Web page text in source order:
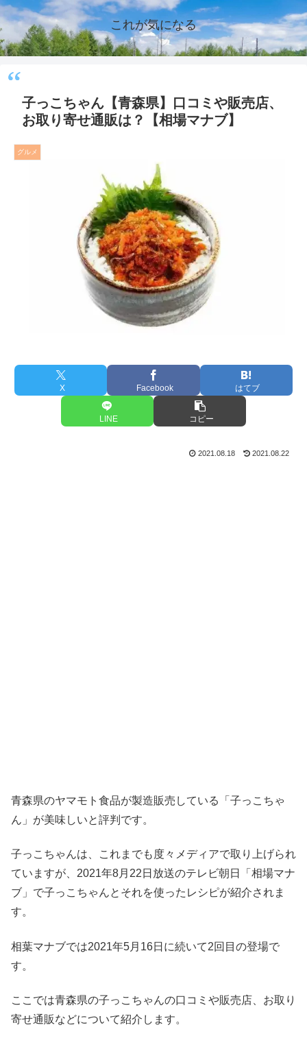
これが気になる
子っこちゃん【青森県】口コミや販売店、
お取り寄せ通販は？【相場マナブ】
グルメ
X Facebook はてブ
LINE コピー
2021.08.18 2021.08.22
青森県のヤマモト食品が製造販売している「子っこちゃ
ん」が美味しいと評判です。
子っこちゃんは、これまでも度々メディアで取り上げられ
ていますが、2021年8月22日放送のテレビ朝日「相場マナ
ブ」で子っこちゃんとそれを使ったレシピが紹介されま
す。
相葉マナブでは2021年5月16日に続いて2回目の登場で
す。
ここでは青森県の子っこちゃんの口コミや販売店、お取り
寄せ通販などについて紹介します。